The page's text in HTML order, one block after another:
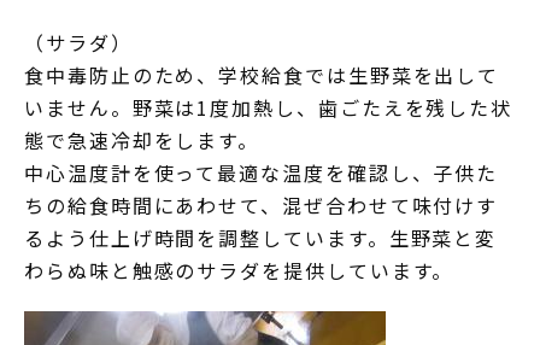
（サラダ）
食中毒防止のため、学校給食では生野菜を出して
いません。野菜は1度加熱し、歯ごたえを残した状
態で急速冷却をします。
中心温度計を使って最適な温度を確認し、子供た
ちの給食時間にあわせて、混ぜ合わせて味付けす
るよう仕上げ時間を調整しています。生野菜と変
わらぬ味と触感のサラダを提供しています。